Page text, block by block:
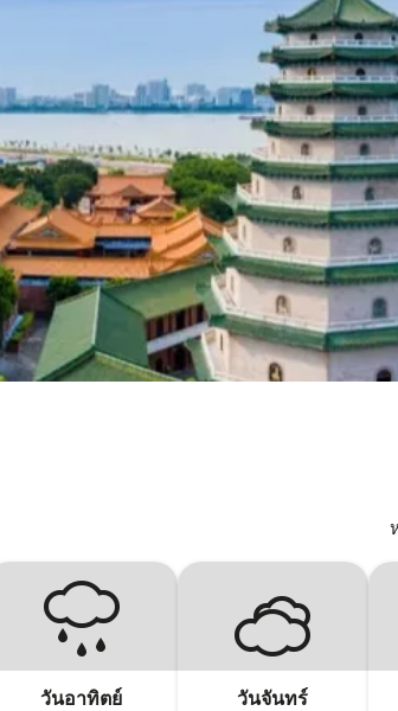
วันอาทิตย์ วันจันทร์